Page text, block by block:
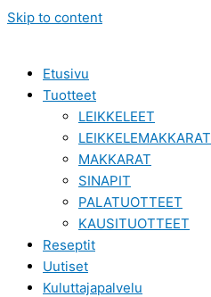
Skip to content
Etusivu
Tuotteet
LEIKKELEET
LEIKKELEMAKKARAT
MAKKARAT
SINAPIT
PALATUOTTEET
KAUSITUOTTEET
Reseptit
Uutiset
Kuluttajapalvelu